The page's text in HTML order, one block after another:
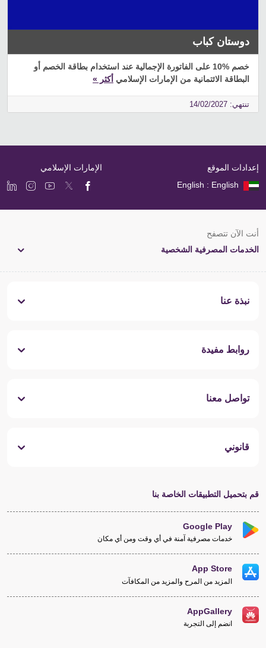
دوستان كباب
خصم %10 على الفاتورة الإجمالية عند استخدام بطاقة الخصم أو
البطاقة الائتمانية من الإمارات الإسلامي أكثر »
تنتهي: 14/02/2027
إعدادات الموقع
English : English
الإمارات الإسلامي
أنت الآن تتصفح
الخدمات المصرفية الشخصية
نبذة عنا
روابط مفيدة
تواصل معنا
قانوني
قم بتحميل التطبيقات الخاصة بنا
Google Play
خدمات مصرفية آمنة في أي وقت ومن أي مكان
App Store
المزيد من المرح والمزيد من المكافآت
AppGallery
انضم إلى التجربة